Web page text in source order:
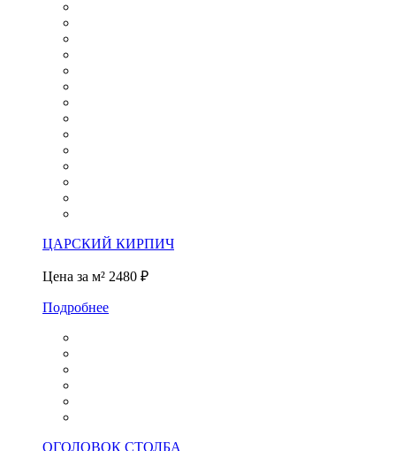
ЦАРСКИЙ КИРПИЧ
Цена за м² 2480 ₽
Подробнее
ОГОЛОВОК СТОЛБА